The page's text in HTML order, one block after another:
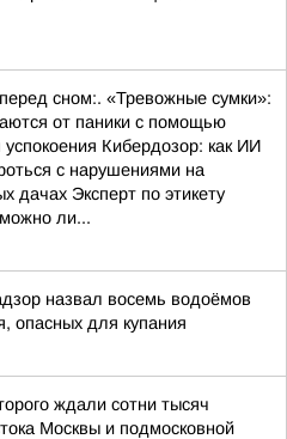
сном:. «Тревожные сумки»:
от паники с помощью
Кибердозор: как ИИ
с нарушениями на
дачах Эксперт по этикету
ли...
назвал восемь водоёмов
опасных для купания
ждали сотни тысяч
Москвы и подмосковной